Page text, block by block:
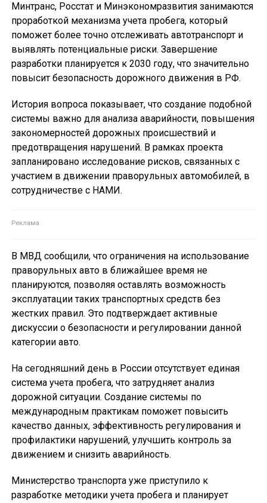
Минтранс, Росстат и Минэкономразвития занимаются
проработкой механизма учета пробега, который
поможет более точно отслеживать автотранспорт и
выявлять потенциальные риски. Завершение
разработки планируется к 2030 году, что значительно
повысит безопасность дорожного движения в РФ.
История вопроса показывает, что создание подобной
системы важно для анализа аварийности, повышения
закономерностей дорожных происшествий и
предотвращения нарушений. В рамках проекта
запланировано исследование рисков, связанных с
участием в движении праворульных автомобилей, в
сотрудничестве с НАМИ.
В МВД сообщили, что ограничения на использование
праворульных авто в ближайшее время не
планируются, позволяя оставлять возможность
эксплуатации таких транспортных средств без
жестких правил. Это подтверждает активные
дискуссии о безопасности и регулировании данной
категории авто.
На сегодняшний день в России отсутствует единая
система учета пробега, что затрудняет анализ
дорожной ситуации. Создание системы по
международным практикам поможет повысить
качество данных, эффективность регулирования и
профилактики нарушений, улучшить контроль за
движением и снизить аварийность.
Министерство транспорта уже приступило к
разработке методики учета пробега и планирует